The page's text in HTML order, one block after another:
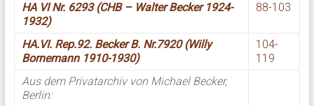
HA VI Nr. 6293 (CHB – Walter Becker 1924-
1932)
88-103
HA.VI. Rep.92. Becker B. Nr.7920 (Willy
Bornemann 1910-1930)
104-
119
Aus dem Privatarchiv von Michael Becker,
Berlin: